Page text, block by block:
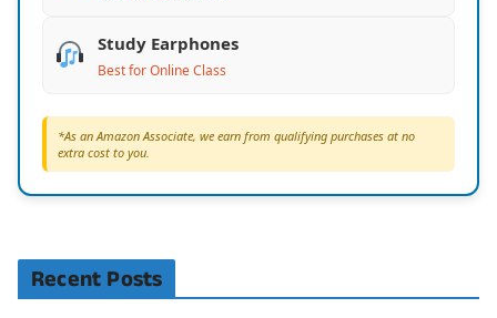
Study Earphones
Best for Online Class
*As an Amazon Associate, we earn from qualifying purchases at no
extra cost to you.
Recent Posts